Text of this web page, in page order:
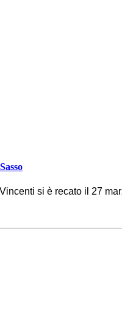
si è recato il 27